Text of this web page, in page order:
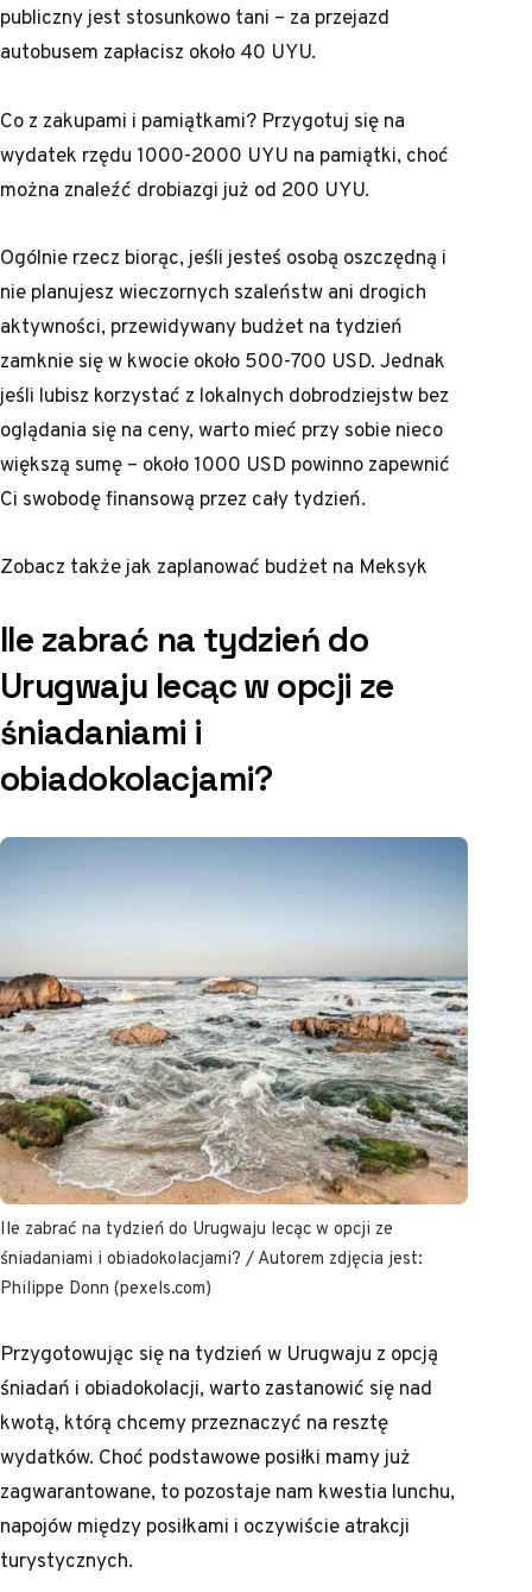
publiczny jest stosunkowo tani – za przejazd
autobusem zapłacisz około 40 UYU.
Co z zakupami i pamiątkami? Przygotuj się na
wydatek rzędu 1000-2000 UYU na pamiątki, choć
można znaleźć drobiazgi już od 200 UYU.
Ogólnie rzecz biorąc, jeśli jesteś osobą oszczędną i
nie planujesz wieczornych szaleństw ani drogich
aktywności, przewidywany budżet na tydzień
zamknie się w kwocie około 500-700 USD. Jednak
jeśli lubisz korzystać z lokalnych dobrodziejstw bez
oglądania się na ceny, warto mieć przy sobie nieco
większą sumę – około 1000 USD powinno zapewnić
Ci swobodę finansową przez cały tydzień.
Zobacz takżejak zaplanować budżet na Meksyk
Ile zabrać na tydzień do
Urugwaju lecąc w opcji ze
śniadaniami i
obiadokolacjami?
Ile zabrać na tydzień do Urugwaju lecąc w opcji ze
śniadaniami i obiadokolacjami? / Autorem zdjęcia jest:
Philippe Donn (pexels.com)
Przygotowując się na tydzień w Urugwaju z opcją
śniadań i obiadokolacji, warto zastanowić się nad
kwotą, którą chcemy przeznaczyć na resztę
wydatków. Choć podstawowe posiłki mamy już
zagwarantowane, to pozostaje nam kwestia lunchu,
napojów między posiłkami i oczywiście atrakcji
turystycznych.